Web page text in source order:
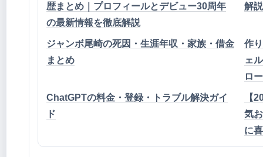
歴まとめ｜プロフィールとデビュー30周年
の最新情報を徹底解説
解
ジャンボ尾崎の死因・生涯年収・家族・借金
まとめ
作
ェ
ロ
ChatGPTの料金・登録・トラブル解決ガイ
ド
【
気
に